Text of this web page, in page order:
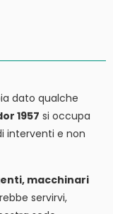
dato qualche
1957 si occupa
interventi e non
macchinari
servirvi,